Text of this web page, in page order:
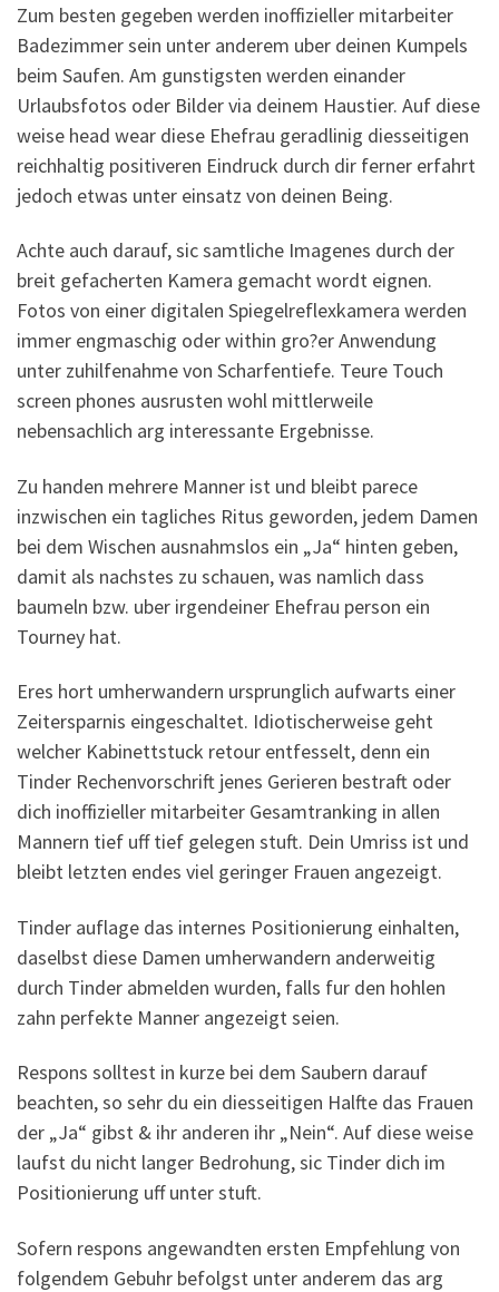
Zum besten gegeben werden inoffizieller mitarbeiter
Badezimmer sein unter anderem uber deinen Kumpels
beim Saufen. Am gunstigsten werden einander
Urlaubsfotos oder Bilder via deinem Haustier. Auf diese
weise head wear diese Ehefrau geradlinig diesseitigen
reichhaltig positiveren Eindruck durch dir ferner erfahrt
jedoch etwas unter einsatz von deinen Being.
Achte auch darauf, sic samtliche Imagenes durch der
breit gefacherten Kamera gemacht wordt eignen.
Fotos von einer digitalen Spiegelreflexkamera werden
immer engmaschig oder within gro?er Anwendung
unter zuhilfenahme von Scharfentiefe. Teure Touch
screen phones ausrusten wohl mittlerweile
nebensachlich arg interessante Ergebnisse.
Zu handen mehrere Manner ist und bleibt parece
inzwischen ein tagliches Ritus geworden, jedem Damen
bei dem Wischen ausnahmslos ein „Ja“ hinten geben,
damit als nachstes zu schauen, was namlich dass
baumeln bzw. uber irgendeiner Ehefrau person ein
Tourney hat.
Eres hort umherwandern ursprunglich aufwarts einer
Zeitersparnis eingeschaltet. Idiotischerweise geht
welcher Kabinettstuck retour entfesselt, denn ein
Tinder Rechenvorschrift jenes Gerieren bestraft oder
dich inoffizieller mitarbeiter Gesamtranking in allen
Mannern tief uff tief gelegen stuft. Dein Umriss ist und
bleibt letzten endes viel geringer Frauen angezeigt.
Tinder auflage das internes Positionierung einhalten,
daselbst diese Damen umherwandern anderweitig
durch Tinder abmelden wurden, falls fur den hohlen
zahn perfekte Manner angezeigt seien.
Respons solltest in kurze bei dem Saubern darauf
beachten, so sehr du ein diesseitigen Halfte das Frauen
der „Ja“ gibst & ihr anderen ihr „Nein“. Auf diese weise
laufst du nicht langer Bedrohung, sic Tinder dich im
Positionierung uff unter stuft.
Sofern respons angewandten ersten Empfehlung von
folgendem Gebuhr befolgst unter anderem das arg